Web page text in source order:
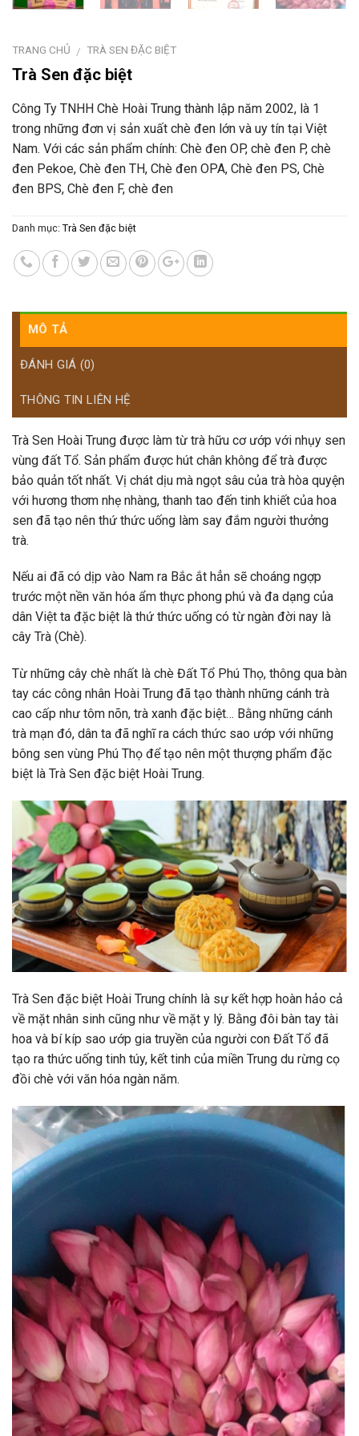
TRANG CHỦ / TRÀ SEN ĐẶC BIỆT
Trà Sen đặc biệt
Công Ty TNHH Chè Hoài Trung thành lập năm 2002, là 1
trong những đơn vị sản xuất chè đen lớn và uy tín tại Việt
Nam. Với các sản phẩm chính: Chè đen OP, chè đen P, chè
đen Pekoe, Chè đen TH, Chè đen OPA, Chè đen PS, Chè
đen BPS, Chè đen F, chè đen
Danh mục: Trà Sen đặc biệt
MÔ TẢ
ĐÁNH GIÁ (0)
THÔNG TIN LIÊN HỆ
Trà Sen Hoài Trung được làm từ trà hữu cơ ướp với nhụy sen
vùng đất Tổ. Sản phẩm được hút chân không để trà được
bảo quản tốt nhất. Vị chát dịu mà ngọt sâu của trà hòa quyện
với hương thơm nhẹ nhàng, thanh tao đến tinh khiết của hoa
sen đã tạo nên thứ thức uống làm say đắm người thưởng
trà.
Nếu ai đã có dịp vào Nam ra Bắc ắt hẳn sẽ choáng ngợp
trước một nền văn hóa ẩm thực phong phú và đa dạng của
dân Việt ta đặc biệt là thứ thức uống có từ ngàn đời nay là
cây Trà (Chè).
Từ những cây chè nhất là chè Đất Tổ Phú Thọ, thông qua bàn
tay các công nhân Hoài Trung đã tạo thành những cánh trà
cao cấp như tôm nõn, trà xanh đặc biệt… Bằng những cánh
trà mạn đó, dân ta đã nghĩ ra cách thức sao ướp với những
bông sen vùng Phú Thọ để tạo nên một thượng phẩm đặc
biệt là Trà Sen đặc biệt Hoài Trung.
Trà Sen đặc biệt Hoài Trung chính là sự kết hợp hoàn hảo cả
về mặt nhân sinh cũng như về mặt y lý. Bằng đôi bàn tay tài
hoa và bí kíp sao ướp gia truyền của người con Đất Tổ đã
tạo ra thức uống tinh túy, kết tinh của miền Trung du rừng cọ
đồi chè với văn hóa ngàn năm.